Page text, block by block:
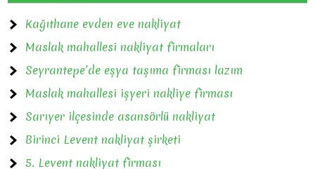
Kağıthane evden eve nakliyat
Maslak mahallesi nakliyat firmaları
Seyrantepe’de eşya taşıma firması lazım
Maslak mahallesi işyeri nakliye firması
Sarıyer ilçesinde asansörlü nakliyat
Birinci Levent nakliyat şirketi
5. Levent nakliyat firması